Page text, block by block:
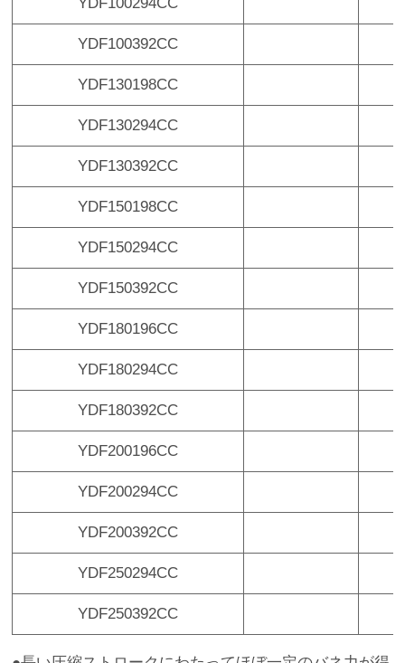
YDF100392CC
YDF130198CC
YDF130294CC
YDF130392CC
YDF150198CC
YDF150294CC
YDF150392CC
YDF180196CC
YDF180294CC
YDF180392CC
YDF200196CC
YDF200294CC
YDF200392CC
YDF250294CC
YDF250392CC